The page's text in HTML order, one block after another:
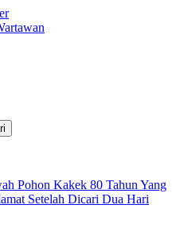
Pohon Kakek 80 Tahun Yang
Setelah Dicari Dua Hari